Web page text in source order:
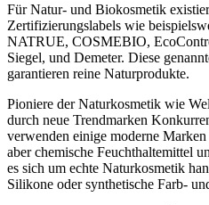
Für Natur- und Biokosmetik
Zertifizierungslabels wie
NATRUE, COSMEBIO,
Siegel, und Demeter. Diese
garantieren reine Naturprodukte.
Pioniere der Naturkosmetik wie
durch neue Trendmarken
verwenden einige moderne
aber chemische Feuchthaltemittel
es sich um echte Naturkosmetik
Silikone oder synthetische Farb-